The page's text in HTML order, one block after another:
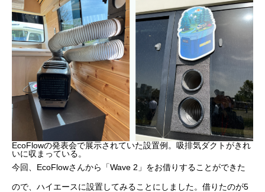
EcoFlowの発表会で展示されていた設置例。吸排気ダクトがきれ
いに収まっている。
今回、EcoFlowさんから「Wave 2」をお借りすることができた
ので、ハイエースに設置してみることにしました。借りたのが5